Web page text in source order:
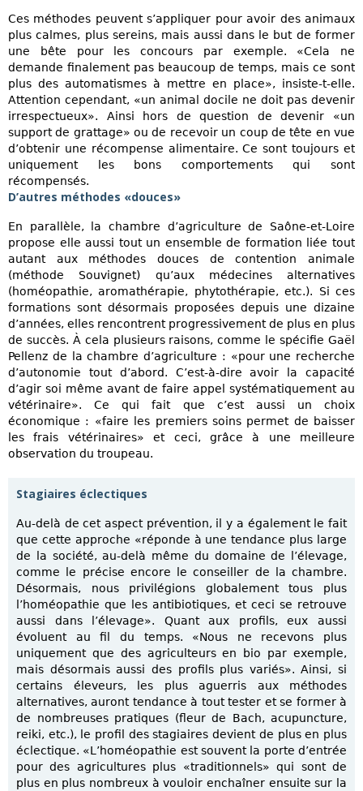
Ces méthodes peuvent s’appliquer pour avoir des animaux
plus calmes, plus sereins, mais aussi dans le but de former
une bête pour les concours par exemple. «Cela ne
demande finalement pas beaucoup de temps, mais ce sont
plus des automatismes à mettre en place», insiste-t-elle.
Attention cependant, «un animal docile ne doit pas devenir
irrespectueux». Ainsi hors de question de devenir «un
support de grattage» ou de recevoir un coup de tête en vue
d’obtenir une récompense alimentaire. Ce sont toujours et
uniquement les bons comportements qui sont
récompensés.
D’autres méthodes «douces»
En parallèle, la chambre d’agriculture de Saône-et-Loire
propose elle aussi tout un ensemble de formation liée tout
autant aux méthodes douces de contention animale
(méthode Souvignet) qu’aux médecines alternatives
(homéopathie, aromathérapie, phytothérapie, etc.). Si ces
formations sont désormais proposées depuis une dizaine
d’années, elles rencontrent progressivement de plus en plus
de succès. À cela plusieurs raisons, comme le spécifie Gaël
Pellenz de la chambre d’agriculture : «pour une recherche
d’autonomie tout d’abord. C’est-à-dire avoir la capacité
d’agir soi même avant de faire appel systématiquement au
vétérinaire». Ce qui fait que c’est aussi un choix
économique : «faire les premiers soins permet de baisser
les frais vétérinaires» et ceci, grâce à une meilleure
observation du troupeau.
Stagiaires éclectiques
Au-delà de cet aspect prévention, il y a également le fait
que cette approche «réponde à une tendance plus large
de la société, au-delà même du domaine de l’élevage,
comme le précise encore le conseiller de la chambre.
Désormais, nous privilégions globalement tous plus
l’homéopathie que les antibiotiques, et ceci se retrouve
aussi dans l’élevage». Quant aux profils, eux aussi
évoluent au fil du temps. «Nous ne recevons plus
uniquement que des agriculteurs en bio par exemple,
mais désormais aussi des profils plus variés». Ainsi, si
certains éleveurs, les plus aguerris aux méthodes
alternatives, auront tendance à tout tester et se former à
de nombreuses pratiques (fleur de Bach, acupuncture,
reiki, etc.), le profil des stagiaires devient de plus en plus
éclectique. «L’homéopathie est souvent la porte d’entrée
pour des agricultures plus «traditionnels» qui sont de
plus en plus nombreux à vouloir enchaîner ensuite sur la